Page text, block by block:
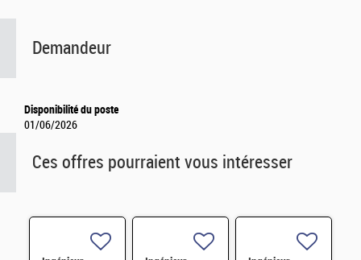
Demandeur
Disponibilité du poste
01/06/2026
Ces offres pourraient vous intéresser